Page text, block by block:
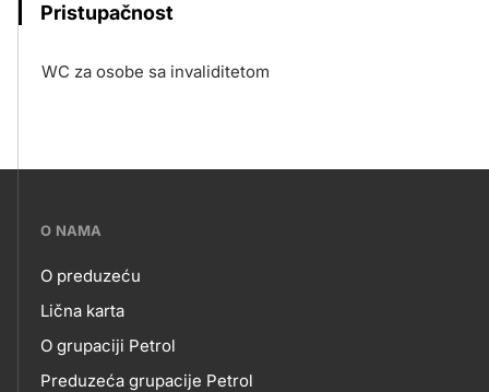
Pristupačnost
WC za osobe sa invaliditetom
???
skupno.footer-
title???
O NAMA
O
NAMA
O preduzeću
Lična karta
O grupaciji Petrol
Preduzeća grupacije Petrol